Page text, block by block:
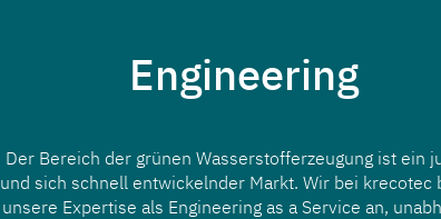
Engineering
Der Bereich der grünen Wasserstofferzeugung ist ein
und sich schnell entwickelnder Markt. Wir bei krecotec
unsere Expertise als Engineering as a Service an,